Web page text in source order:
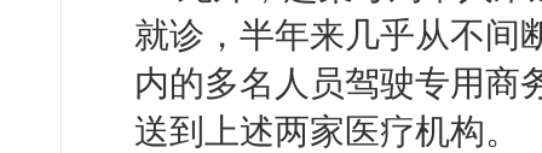
就诊，半年来几乎从不间
内的多名人员驾驶专用商
送到上述两家医疗机构。